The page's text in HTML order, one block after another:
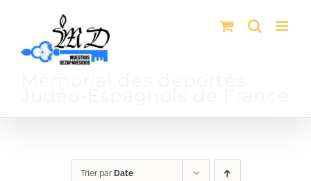
contenu
Trier par Date